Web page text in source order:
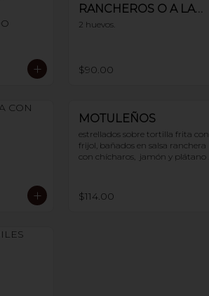
RANCHEROS O A LA
MEXICANA O
2 huevos.
$90.00
MOTULEÑOS
estrellados sobre tortilla frita con
frijol, bañados en salsa ranchera
con chícharos,  jamón y plátano
$114.00